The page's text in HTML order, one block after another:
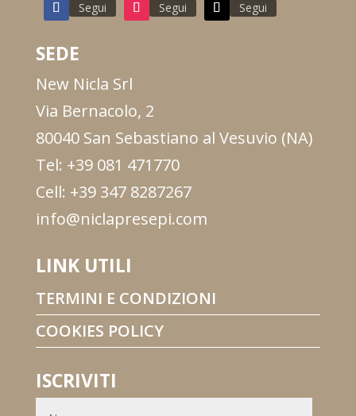
Segui Segui Segui
SEDE
New Nicla Srl
Via Bernacolo, 2
80040 San Sebastiano al Vesuvio (NA)
Tel: +39 081 471770
Cell: +39 347 8287267
info@niclapresepi.com
LINK UTILI
TERMINI E CONDIZIONI
COOKIES POLICY
ISCRIVITI